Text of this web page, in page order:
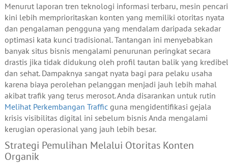
Menurut laporan tren teknologi informasi terbaru, mesin pencari
kini lebih memprioritaskan konten yang memiliki otoritas nyata
dan pengalaman pengguna yang mendalam daripada sekadar
optimasi kata kunci tradisional. Tantangan ini menyebabkan
banyak situs bisnis mengalami penurunan peringkat secara
drastis jika tidak didukung oleh profil tautan balik yang kredibel
dan sehat. Dampaknya sangat nyata bagi para pelaku usaha
karena biaya perolehan pelanggan menjadi jauh lebih mahal
akibat trafik yang terus merosot. Anda disarankan untuk rutin
Melihat Perkembangan Trafficguna mengidentifikasi gejala
krisis visibilitas digital ini sebelum bisnis Anda mengalami
kerugian operasional yang jauh lebih besar.
Strategi Pemulihan Melalui Otoritas Konten
Organik